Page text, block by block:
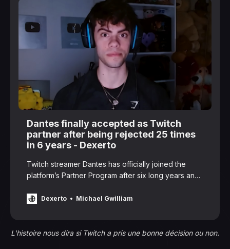
Dantes finally accepted as Twitch
partner after being rejected 25 times
in 6 years - Dexerto
Twitch streamer Dantes has officially joined the
platform’s Partner Program after six long years and
Dexerto Michael Gwilliam
L'histoire nous dira si Twitch a pris une bonne décision ou non.